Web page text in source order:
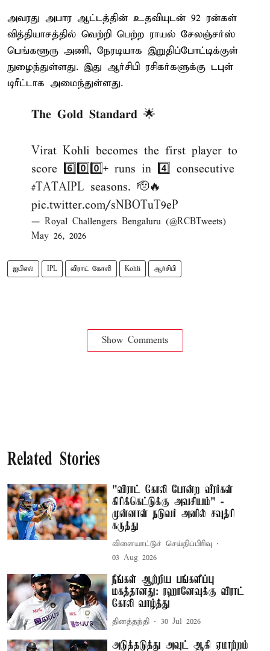
அவரது அபார ஆட்டத்தின் உதவியுடன் 92 ரன்கள்
வித்தியாசத்தில் வெற்றி பெற்ற ராயல் சேலஞ்சர்ஸ்
பெங்களூரு அணி, நேரடியாக இறுதிப்போட்டிக்குள்
நுழைந்துள்ளது. இது ஆர்சிபி ரசிகர்களுக்கு டபுள்
டிரீட்டாக அமைந்துள்ளது.
𝐓𝐡𝐞 𝐆𝐨𝐥𝐝 𝐒𝐭𝐚𝐧𝐝𝐚𝐫𝐝 🌟
Virat Kohli becomes the first player to
score 6️⃣0️⃣0️⃣+ runs in 4️⃣ consecutive
#TATAIPL seasons. 🫡🔥
pic.twitter.com/sNBOTuT9eP
— Royal Challengers Bengaluru (@RCBTweets)
May 26, 2026
ஐபிஎல் IPL விராட் கோலி Kohli ஆர்சிபி
Show Comments
Related Stories
"விராட் கோலி போன்ற வீரர்கள்
கிரிக்கெட்டுக்கு அவசியம்" -
முன்னாள் நடுவர் அனில் சவுத்ரி
கருத்து
விளையாட்டுச் செய்திப்பிரிவு
03 Aug 2026
நீங்கள் ஆற்றிய பங்களிப்பு
மகத்தானது: ரஹானேவுக்கு விராட்
கோலி வாழ்த்து
தினத்தந்தி 30 Jul 2026
அடுத்தடுத்து அவுட் ஆகி ஏமாற்றம்